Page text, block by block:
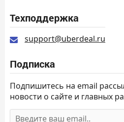
Техподдержка
support@uberdeal.ru
Подписка
Подпишитесь на email
новости о сайте и главных